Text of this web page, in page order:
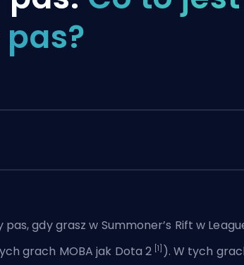
pas, gdy grasz w Summoner’s Rift w
grach MOBA jak Dota 2 [1] ). W tych